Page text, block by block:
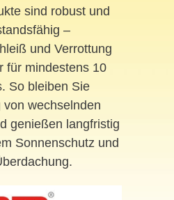
sind robust und
–
und Verrottung
für mindestens 10
So bleiben Sie
von wechselnden
genießen langfristig
Sonnenschutz und